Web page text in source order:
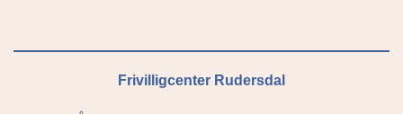
Frivilligcenter Rudersdal